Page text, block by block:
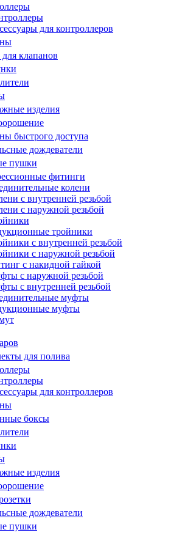
для контроллеров
клапанов
изделия
быстрого доступа
дождеватели
пушки
фитинги
колени
с внутренней резьбой
с наружной резьбой
тройники
с внутренней резьбой
с наружной резьбой
с накидной гайкой
с наружной резьбой
с внутренней резьбой
муфты
муфты
для полива
для контроллеров
боксы
изделия
дождеватели
пушки